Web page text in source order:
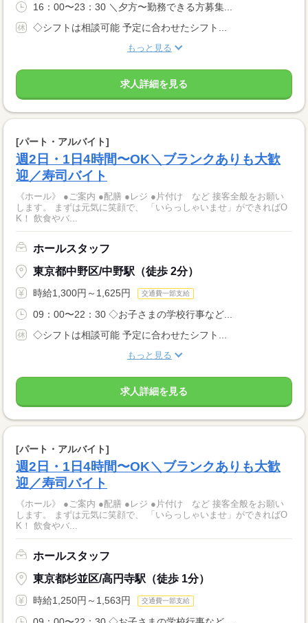
16：00〜23：30 ＼夕方〜勤務できる方募集...
◇シフトは相談可能 予定に合わせたシフト...
もっと見る
求人詳細を見る
[パート・アルバイト]
週2日・1日4時間〜OK＼ブランクありも大歓
迎／寿司バイト
《ホール》 ●ご案内 ●配膳 ●レジ ●片付け など 接客全般をお願い
します。 まずは元気に笑顔で、 「いらっしゃいませ」ができればO
K！ 飲食やバ...
ホールスタッフ
東京都中野区/中野駅（徒歩 2分）
時給1,300円～1,625円 交通費一部支給
09：00〜22：30 ◇お子さまの学校行事など...
◇シフトは相談可能 予定に合わせたシフト...
もっと見る
求人詳細を見る
[パート・アルバイト]
週2日・1日4時間〜OK＼ブランクありも大歓
迎／寿司バイト
《ホール》 ●ご案内 ●配膳 ●レジ ●片付け など 接客全般をお願い
します。 まずは元気に笑顔で、 「いらっしゃいませ」ができればO
K！ 飲食やバ...
ホールスタッフ
東京都杉並区/高円寺駅（徒歩 1分）
時給1,250円～1,563円 交通費一部支給